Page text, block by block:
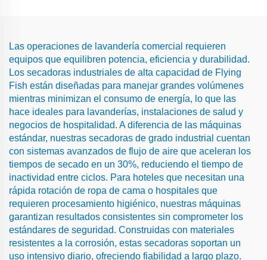
Las operaciones de lavandería comercial requieren
equipos que equilibren potencia, eficiencia y durabilidad.
Los secadoras industriales de alta capacidad de Flying
Fish están diseñadas para manejar grandes volúmenes
mientras minimizan el consumo de energía, lo que las
hace ideales para lavanderías, instalaciones de salud y
negocios de hospitalidad. A diferencia de las máquinas
estándar, nuestras secadoras de grado industrial cuentan
con sistemas avanzados de flujo de aire que aceleran los
tiempos de secado en un 30%, reduciendo el tiempo de
inactividad entre ciclos. Para hoteles que necesitan una
rápida rotación de ropa de cama o hospitales que
requieren procesamiento higiénico, nuestras máquinas
garantizan resultados consistentes sin comprometer los
estándares de seguridad. Construidas con materiales
resistentes a la corrosión, estas secadoras soportan un
uso intensivo diario, ofreciendo fiabilidad a largo plazo.